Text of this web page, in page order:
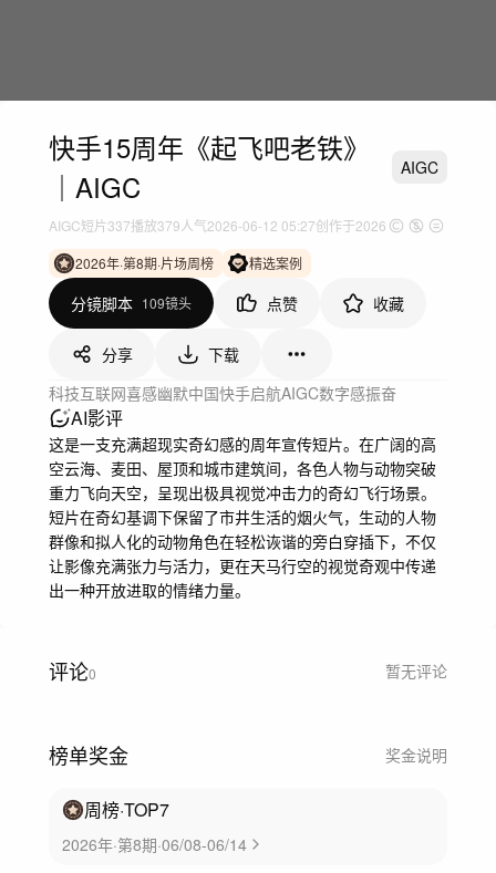
快手15周年《起飞吧老铁》
｜AIGC
AIGC
AIGC短片337播放379人气2026-06-12 05:27创作于2026
2026年·第8期·片场周榜
精选案例
分镜脚本 109镜头 点赞 收藏
分享
下载
科技互联网喜感幽默中国快手启航AIGC数字感振奋
AI影评
这是一支充满超现实奇幻感的周年宣传短片。在广阔的高
空云海、麦田、屋顶和城市建筑间，各色人物与动物突破
重力飞向天空，呈现出极具视觉冲击力的奇幻飞行场景。
短片在奇幻基调下保留了市井生活的烟火气，生动的人物
群像和拟人化的动物角色在轻松诙谐的旁白穿插下，不仅
让影像充满张力与活力，更在天马行空的视觉奇观中传递
出一种开放进取的情绪力量。
评论0 暂无评论
榜单奖金 奖金说明
周榜·TOP7
2026年·第8期·06/08-06/14